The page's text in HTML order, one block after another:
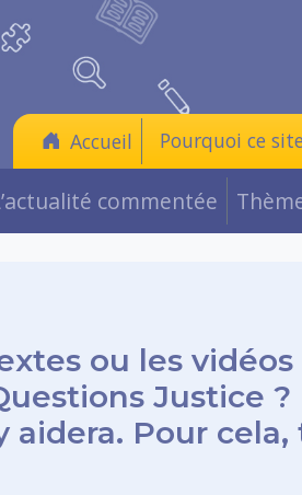
Accueil Pourquoi ce
commentée
ou les
Justice
aidera. Pour cela,